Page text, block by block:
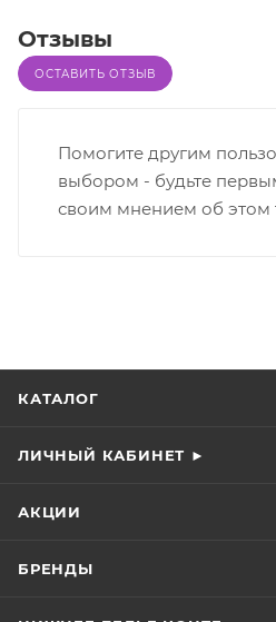
Отзывы
ОСТАВИТЬ ОТЗЫВ
Помогите другим
выбором - будьте
своим мнением об этом
КАТАЛОГ
ЛИЧНЫЙ КАБИНЕТ ►
АКЦИИ
БРЕНДЫ